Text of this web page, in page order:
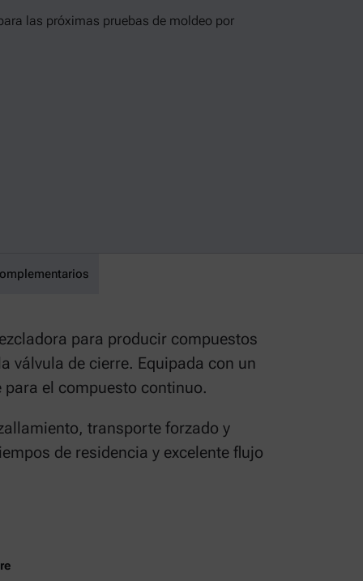
las próximas pruebas de moldeo por
para producir compuestos
válvula de cierre. Equipada con un
el compuesto continuo.
transporte forzado y
de residencia y excelente flujo